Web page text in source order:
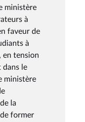
ministère
à
faveur de
à
en tension
dans le
ministère
la
former